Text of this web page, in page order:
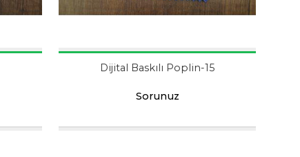
Dijital Baskılı Poplin-15
Sorunuz